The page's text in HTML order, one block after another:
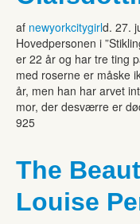
af newyorkcitygirld. 27.
Hovedpersonen i
er 22 år og har tre ting
med roserne er måske
år, men han har arvet
mor, der desværre er
925
The
Louise